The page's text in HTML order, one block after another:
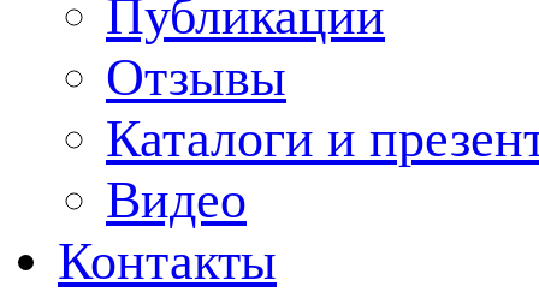
Публикации
Отзывы
Каталоги и
Видео
Контакты